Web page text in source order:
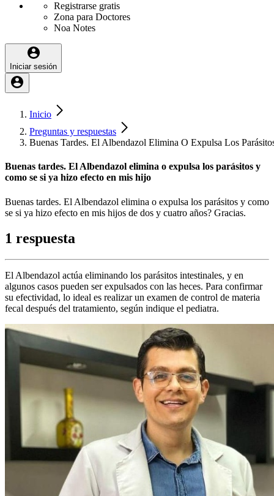
Registrarse gratis
Zona para Doctores
Noa Notes
Iniciar sesión
Inicio
Preguntas y respuestas
Buenas Tardes. El Albendazol Elimina O Expulsa Los
Buenas tardes. El Albendazol elimina o expulsa los parásitos y
como se si ya hizo efecto en mis hijo
Buenas tardes. El Albendazol elimina o expulsa los parásitos y como
se si ya hizo efecto en mis hijos de dos y cuatro años? Gracias.
1 respuesta
El Albendazol actúa eliminando los parásitos intestinales, y en
algunos casos pueden ser expulsados con las heces. Para confirmar
su efectividad, lo ideal es realizar un examen de control de materia
fecal después del tratamiento, según indique el pediatra.